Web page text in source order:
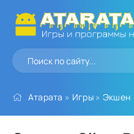
Атарата » Игры» Экшен